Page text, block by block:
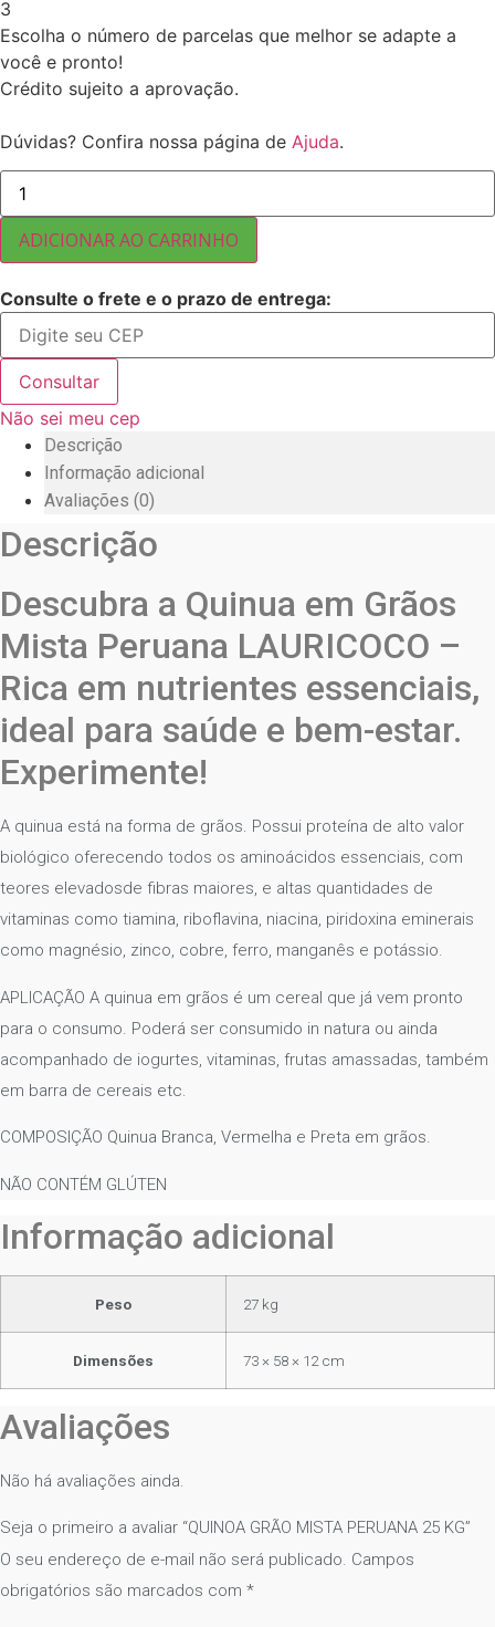
3
Escolha o número de parcelas que melhor se adapte a
você e pronto!
Crédito sujeito a aprovação.
Dúvidas? Confira nossa página de Ajuda.
QUINOA
GRÃO
MISTA
PERUANA
25
KG
ADICIONAR AO CARRINHO
Consulte o frete e o prazo de entrega:
Consultar
Não sei meu cep
Descrição
Informação adicional
Avaliações (0)
Descrição
Descubra a Quinua em Grãos
Mista Peruana LAURICOCO –
Rica em nutrientes essenciais,
ideal para saúde e bem-estar.
Experimente!
A quinua está na forma de grãos. Possui proteína de alto valor
biológico oferecendo todos os aminoácidos essenciais, com
teores elevadosde fibras maiores, e altas quantidades de
vitaminas como tiamina, riboflavina, niacina, piridoxina eminerais
como magnésio, zinco, cobre, ferro, manganês e potássio.
APLICAÇÃO A quinua em grãos é um cereal que já vem pronto
para o consumo. Poderá ser consumido in natura ou ainda
acompanhado de iogurtes, vitaminas, frutas amassadas, também
em barra de cereais etc.
COMPOSIÇÃO Quinua Branca, Vermelha e Preta em grãos.
NÃO CONTÉM GLÚTEN
Informação adicional
Peso 27 kg
Dimensões 73 × 58 × 12 cm
Avaliações
Não há avaliações ainda.
Seja o primeiro a avaliar “QUINOA GRÃO MISTA PERUANA 25 KG”
O seu endereço de e-mail não será publicado. Campos
obrigatórios são marcados com *